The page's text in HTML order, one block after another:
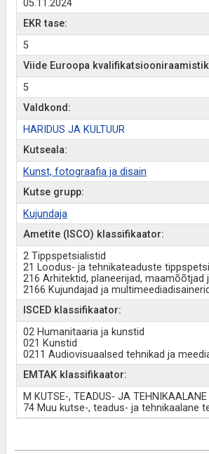
05.11.2024
EKR tase:
5
Viide Euroopa
5
Valdkond:
HARIDUS JA KULTUUR
Kutseala:
Kunst, fotograafia ja disain
Kutse grupp:
Kujundaja
Ametite (ISCO) klassifikaator:
2 Tippspetsialistid
21 Loodus- ja tehnikateaduste
216 Arhitektid, planeerijad, maamõõtjad
2166 Kujundajad ja multimeediadisainerid
ISCED klassifikaator:
02 Humanitaaria ja kunstid
021 Kunstid
0211 Audiovisuaalsed tehnikad ja
EMTAK klassifikaator:
M KUTSE-, TEADUS- JA TEHNIKAALANE
74 Muu kutse-, teadus- ja tehnikaalane